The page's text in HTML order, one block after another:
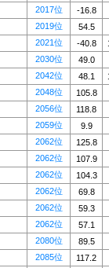
2017位
-16.8
2019位
54.5
2021位 -40.8
2030位
49.0
2042位 48.1
2048位
105.8
2056位
118.8
2059位
9.9
2062位
125.8
2062位
107.9
2062位
104.3
2062位
69.8
2062位
59.3
2062位
57.1
2080位
89.5
2085位
117.2